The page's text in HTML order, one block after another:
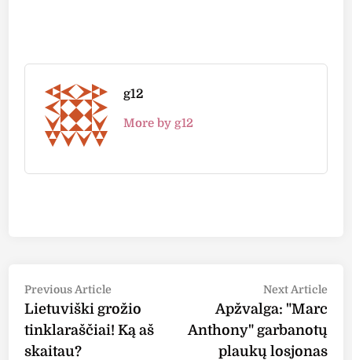
g12
More by g12
Post
navigation
Previous Article
article:
Lietuviški grožio
tinklaraščiai! Ką aš
skaitau?
Next Article
Apžvalga: "Marc
Anthony" garbanotų
plaukų losjonas